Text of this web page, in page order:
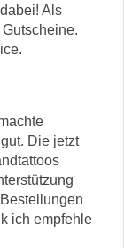
Als
Die jetzt
ich empfehle